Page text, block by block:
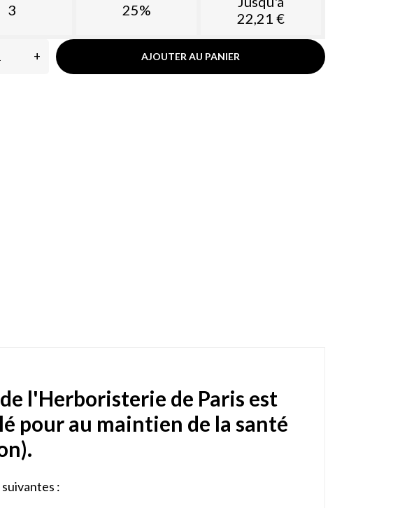
3 25%
22,21 €
+ AJOUTER AU PANIER
l'Herboristerie de Paris est
pour au maintien de la santé
: